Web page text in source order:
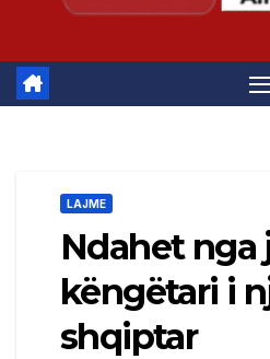
LAJME
Ndahet nga
këngëtari i
shqiptar